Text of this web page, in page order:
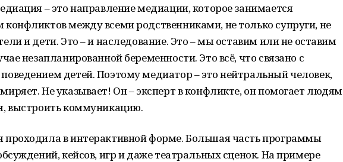
– это направление медиации, которое занимается
между всеми родственниками, не только супруги, не
и дети. Это – и наследование. Это – мы оставим или не оставим
незапланированной беременности. Это всё, что связано с
детей. Поэтому медиатор – это нейтральный человек,
Не указывает! Он – эксперт в конфликте, он помогает людям
выстроить коммуникацию.
проходила в интерактивной форме. Большая часть программы
кейсов, игр и даже театральных сценок. На примере